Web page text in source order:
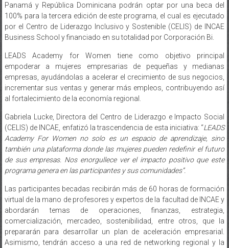
de operar con sus empresas en Guatemala, El Salvador, Honduras,
Panamá y República Dominicana podrán optar por una beca del
100% para la tercera edición de este programa, el cual es ejecutado
por el Centro de Liderazgo Inclusivo y Sostenible (CELIS) de INCAE
LEADS Academy for Women tiene como objetivo principal
empoderar a mujeres empresarias de pequeñas y medianas
empresas, ayudándolas a acelerar el crecimiento de sus negocios,
incrementar sus ventas y generar más empleos, contribuyendo así
Gabriela Lucke, Directora del Centro de Liderazgo e Impacto Social
(CELIS) de INCAE, enfatizó la trascendencia de esta iniciativa: “LEADS
Academy For Women no solo es un espacio de aprendizaje, sino
también una plataforma donde las mujeres pueden redefinir el futuro
de sus empresas. Nos enorgullece ver el impacto positivo que este
Las participantes becadas recibirán más de 60 horas de formación
virtual de la mano de profesores y expertos de la facultad de INCAE y
abordarán temas de operaciones, finanzas, estrategia,
comercialización, mercadeo, sostenibilidad, entre otros, que la
prepararán para desarrollar un plan de aceleración empresarial.